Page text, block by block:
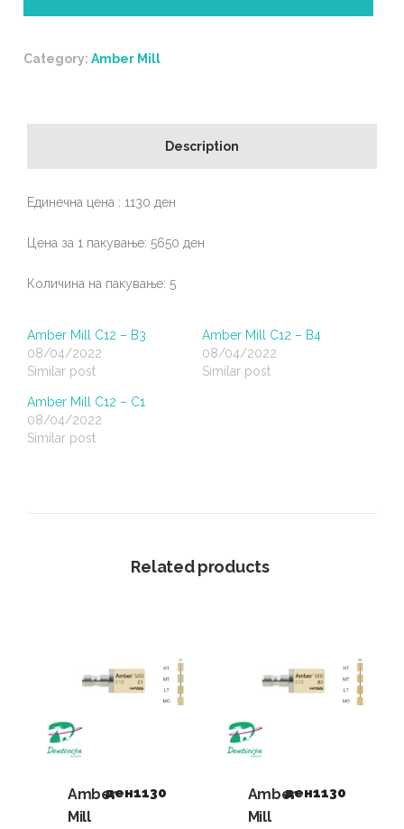
Category:Amber Mill
Description
Единечна цена : 1130 ден
Цена за 1 пакување: 5650 ден
Количина на пакување: 5
Amber Mill C12 – B3
08/04/2022
Similar post
Amber Mill C12 – B4
08/04/2022
Similar post
Amber Mill C12 – C1
08/04/2022
Similar post
Related products
Amber
Mill
ден1130
Amber
Mill
ден1130